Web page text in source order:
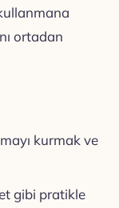
ortadan
kurmak ve
gibi pratikle